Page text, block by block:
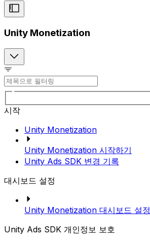
Unity Monetization
시작
Unity Monetization
Unity Monetization 시작하기
Unity Ads SDK 변경 기록
대시보드 설정
Unity Monetization 대시보드 설정
Unity Ads SDK 개인정보 보호